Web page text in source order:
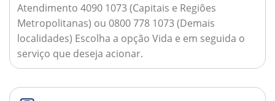
Atendimento 4090 1073 (Capitais e Regiões
Metropolitanas) ou 0800 778 1073 (Demais
localidades) Escolha a opção Vida e em seguida o
serviço que deseja acionar.